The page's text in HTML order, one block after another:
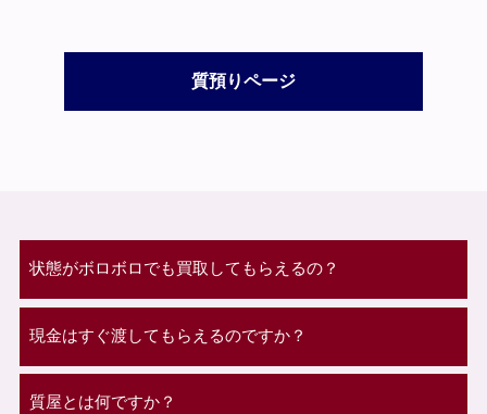
質預りページ
状態がボロボロでも買取してもらえるの？
現金はすぐ渡してもらえるのですか？
質屋とは何ですか？